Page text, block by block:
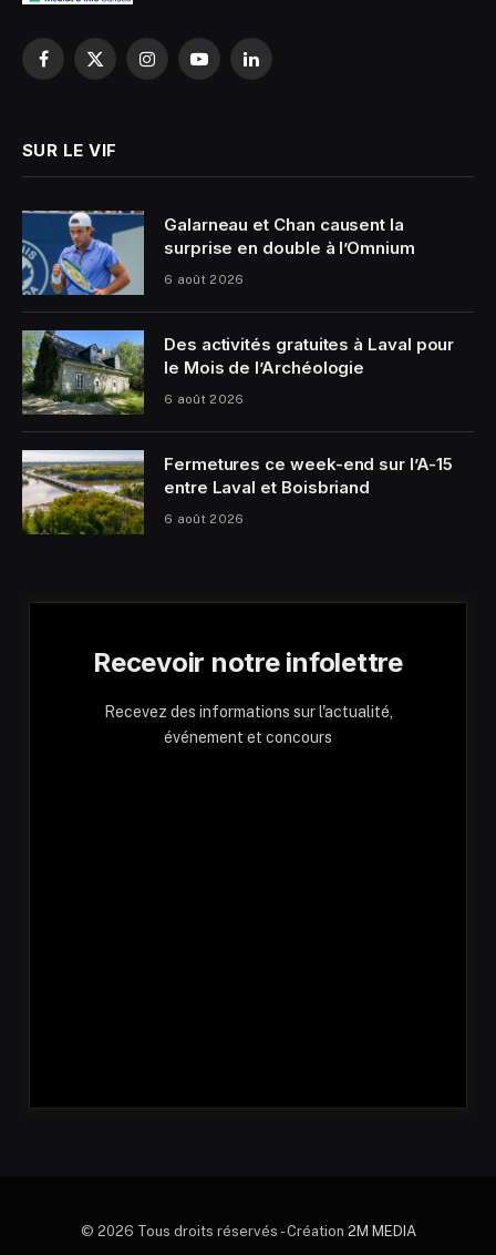
Facebook
X
InstagramYouTubeLinkedIn
SUR LE VIF
Galarneau et Chan causent la
surprise en double à l’Omnium
6 août 2026
Des activités gratuites à Laval pour
le Mois de l’Archéologie
6 août 2026
Fermetures ce week-end sur l’A-15
entre Laval et Boisbriand
6 août 2026
Recevoir notre infolettre
Recevez des informations sur l'actualité,
événement et concours
© 2026 Tous droits réservés - Création 2M MEDIA